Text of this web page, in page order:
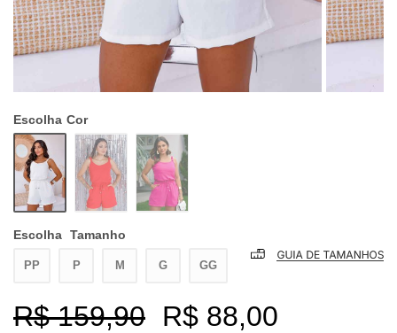
Escolha Cor
Escolha Tamanho
PP P M G GG
R$ 159,90 R$ 88,00